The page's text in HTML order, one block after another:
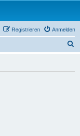
Anmelden
Registrieren